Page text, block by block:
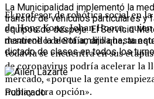
El profesor de robótica social en
de Hong Kong, Johan Hoorn,
desarrollo de Sofía, dijo que,
todavía se encuentra en sus
de coronavirus podría acelerar la
mercado, «porque la gente
no hay otra opción».
La Municipalidad implementó la
tránsito de vehículos particulares y
equipos de despeje. El Servicio
mantiene la alerta amarilla hasta
dictado de clases en todos los
Publicado